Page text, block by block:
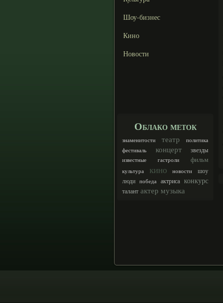
Шоу-бизнес
Кино
Новости
Облако меток
знаменитости театр
политика
фестиваль
концерт звезды
известные гастроли фильм
культура кино новости
шоу
люди победа актриса конкурс
талант актер музыка